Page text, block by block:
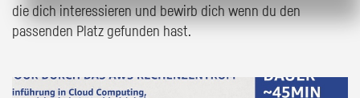
die dich interessieren und bewirb dich wenn du den
passenden Platz gefunden hast.